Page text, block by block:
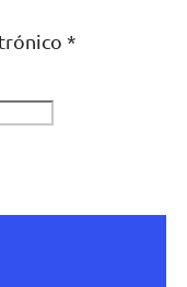
*